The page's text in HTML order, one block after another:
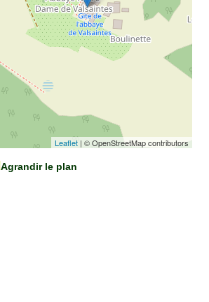
Leaflet | © OpenStreetMap contributors
Agrandir le plan